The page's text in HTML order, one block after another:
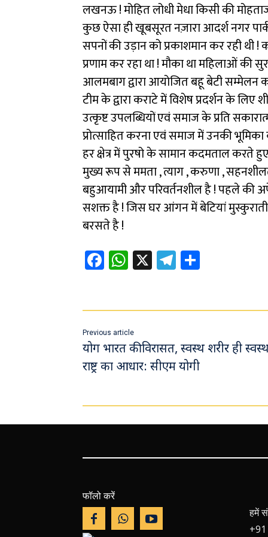
b
o
ok
at
sA
p
p
gr
a
m
e
लखनऊ ! मोहित लोधी मेधा किसी की
कुछ ऐसा ही खूबसूरत नज़ारा आदर्श नगर
सपनों की उड़ान को प्रकाशमान कर रही थी
प्रणाम कर रहा था ! मौका था महिलाओं की
आलमबाग द्वारा आयोजित बहू बेटी सम्मेलन
टीम के द्वारा कराटे में विशेष प्रदर्शन के लिए
उत्कृष्ट उपलब्धियों एवं समाज के प्रति
प्रोत्साहित करना एवं समाज में उनकी
हर क्षेत्र में पुरषो के सामान कदमताल करते
मुख्य रूप से ममता , त्याग , करुणा , सहनशीलता
बहुआयामी और परिवर्तनशील है ! पहले की
सशक्त है ! जिस घर आंगन में बेटियां
बरसते है !
Fa
ce
o
ok
W
h
sA
p
p
X Te
le
a
m
Previous article
योग भारत की विरासत, स्वस्थ शरीर ही
राष्ट्र का आधार: सीएम योगी
फॉलो करें
हमें